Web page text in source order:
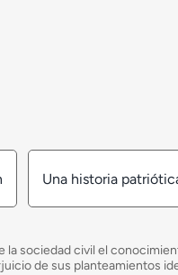
Una historia
la sociedad civil el
de sus planteamientos